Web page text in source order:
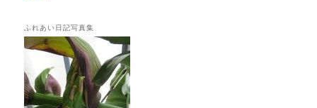
ふれあい日記写真集